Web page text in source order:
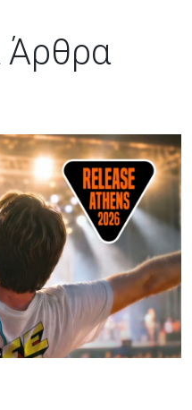
Άρθρα